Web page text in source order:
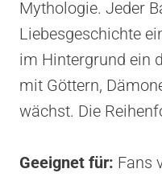
Mythologie. Jeder
Liebesgeschichte
im Hintergrund ein
mit Göttern,
wächst. Die
Geeignet für: Fans